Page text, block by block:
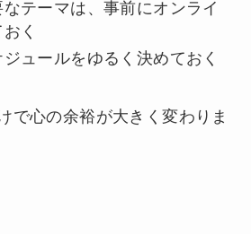
テーマは、事前にオンライ
く
ュールをゆるく決めておく
で心の余裕が大きく変わりま